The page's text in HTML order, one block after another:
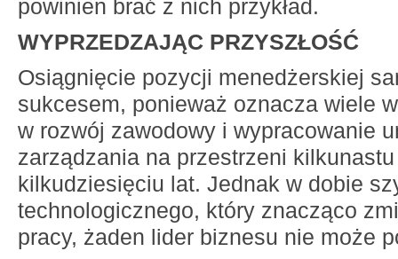
powinien brać z nich przykład.
WYPRZEDZAJĄC PRZYSZŁOŚĆ
Osiągnięcie pozycji menedżerskiej
sukcesem, ponieważ oznacza wiele
w rozwój zawodowy i wypracowanie
zarządzania na przestrzeni
kilkudziesięciu lat. Jednak w dobie
technologicznego, który znacząco
pracy, żaden lider biznesu nie może